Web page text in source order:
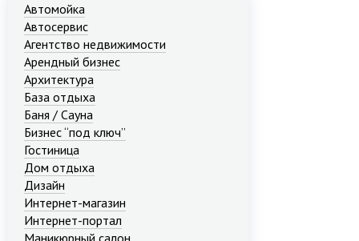
Автомойка
Автосервис
Агентство недвижимости
Арендный бизнес
Архитектура
База отдыха
Баня / Сауна
Бизнес “под ключ”
Гостиница
Дом отдыха
Дизайн
Интернет-магазин
Интернет-портал